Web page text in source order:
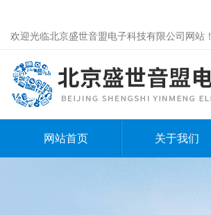
欢迎光临北京盛世音盟电子科技有限公司网站！
网站首页 关于我们